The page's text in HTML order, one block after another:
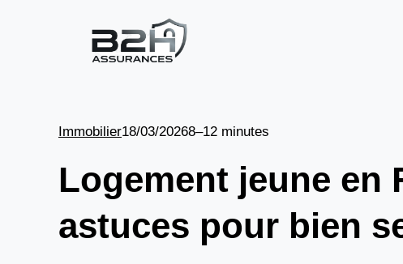
Immobilier18/03/20268–12 minutes
Logement jeune en
astuces pour bien